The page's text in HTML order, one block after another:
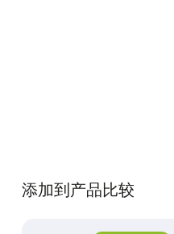
添加到产品比较